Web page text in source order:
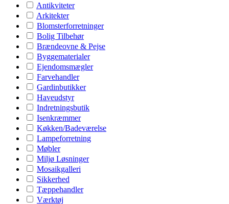
Antikviteter
Arkitekter
Blomsterforretninger
Bolig Tilbehør
Brændeovne & Pejse
Byggematerialer
Ejendomsmægler
Farvehandler
Gardinbutikker
Haveudstyr
Indretningsbutik
Isenkræmmer
Køkken/Badeværelse
Lampeforretning
Møbler
Miljø Løsninger
Mosaikgalleri
Sikkerhed
Tæppehandler
Værktøj